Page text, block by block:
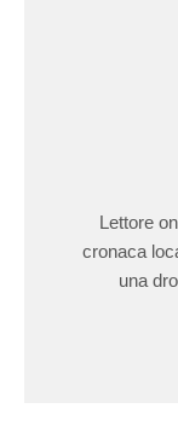
Lettore
cronaca
una